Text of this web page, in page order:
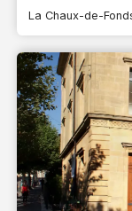
La Chaux-de-